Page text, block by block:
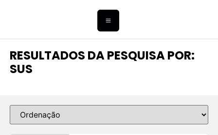
RESULTADOS DA PESQUISA POR:
SUS